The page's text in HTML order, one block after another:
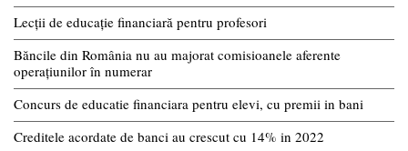
Lecții de educație financiară pentru profesori
Băncile din România nu au majorat comisioanele aferente
operațiunilor în numerar
Concurs de educatie financiara pentru elevi, cu premii in bani
Creditele acordate de banci au crescut cu 14% in 2022